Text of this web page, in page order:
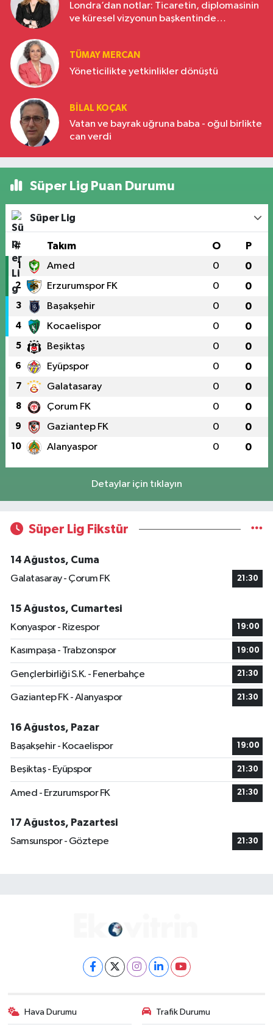
Londra’dan notlar: Ticaretin, diplomasinin
ve küresel vizyonun başkentinde
TÜMAY MERCAN
Yöneticilikte yetkinlikler dönüştü
BILAL KOÇAK
Vatan ve bayrak uğruna baba - oğul birlikte
can verdi
Süper Lig Puan Durumu
Süper Lig
# Takım O P
1 Amed 0 0
2 Erzurumspor FK 0 0
3 Başakşehir 0 0
4 Kocaelispor 0 0
5 Beşiktaş 0 0
6 Eyüpspor 0 0
7 Galatasaray 0 0
8 Çorum FK 0 0
9 Gaziantep FK 0 0
10 Alanyaspor 0 0
Detaylar için tıklayın
Süper Lig Fikstür
14 Ağustos, Cuma
Galatasaray - Çorum FK
21:30
15 Ağustos, Cumartesi
Konyaspor - Rizespor
19:00
Kasımpaşa - Trabzonspor 19:00
Gençlerbirliği S.K. - Fenerbahçe 21:30
Gaziantep FK - Alanyaspor 21:30
16 Ağustos, Pazar
Başakşehir - Kocaelispor
19:00
Beşiktaş - Eyüpspor 21:30
Amed - Erzurumspor FK 21:30
17 Ağustos, Pazartesi
Samsunspor - Göztepe
21:30
Hava Durumu Trafik Durumu